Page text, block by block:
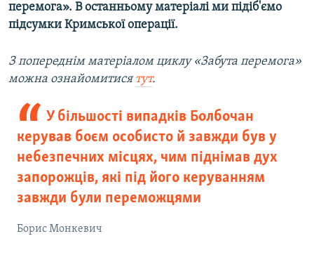
перемога». В останньому матеріалі ми підіб'ємо
підсумки Кримської операції.
З попереднім матеріалом циклу «Забута перемога»
можна ознайомитися тут.
У більшості випадків Болбочан
керував боєм особисто й завжди був у
небезпечних місцях, чим піднімав дух
запорожців, які під його керуванням
завжди були переможцями
Борис Монкевич